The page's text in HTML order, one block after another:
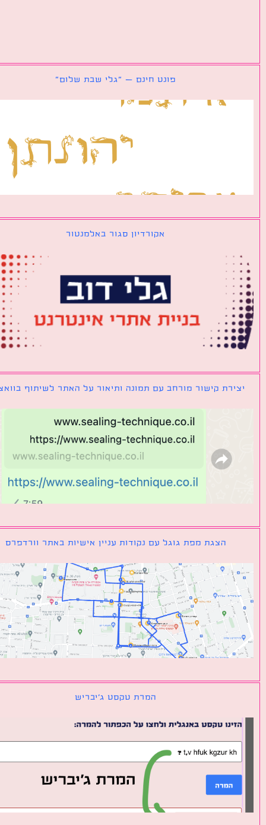
פונט חינם – ״גלי שבת שלום״
אקורדיון סגור באלמנטור
קישור מורחב עם תמונה ותיאור על האתר לשיתוף בוואצאפ
הצגת מפת גוגל עם נקודות עניין אישיות באתר וורדפרס
המרת טקסט ג׳יבריש